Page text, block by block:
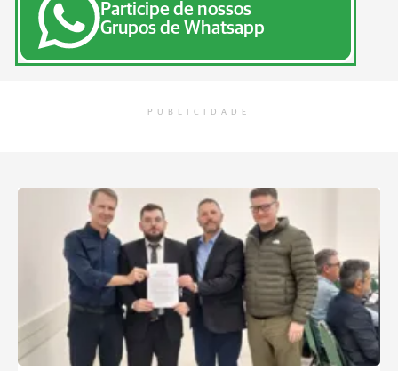
Participe de nossos
Grupos de Whatsapp
PUBLICIDADE